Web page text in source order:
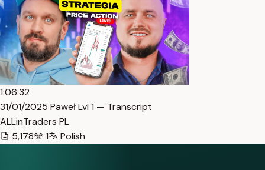
1:06:32
31/01/2025 Paweł Lvl 1 — Transcript
ALLinTraders PL
5,178
1 Polish